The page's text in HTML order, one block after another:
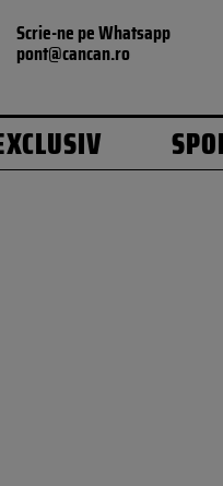
Scrie-ne pe Whatsapp
pont@cancan.ro